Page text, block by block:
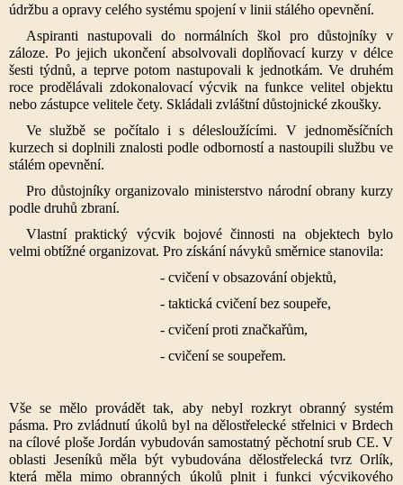
údržbu a opravy celého systému spojení v linii stálého opevnění.
Aspiranti nastupovali do normálních škol pro důstojníky v
záloze. Po jejich ukončení absolvovali doplňovací kurzy v délce
šesti týdnů, a teprve potom nastupovali k jednotkám. Ve druhém
roce prodělávali zdokonalovací výcvik na funkce velitel objektu
nebo zástupce velitele čety. Skládali zvláštní důstojnické zkoušky.
Ve službě se počítalo i s délesloužícími. V jednoměsíčních
kurzech si doplnili znalosti podle odborností a nastoupili službu ve
stálém opevnění.
Pro důstojníky organizovalo ministerstvo národní obrany kurzy
podle druhů zbraní.
Vlastní praktický výcvik bojové činnosti na objektech bylo
velmi obtížné organizovat. Pro získání návyků směrnice stanovila:
- cvičení v obsazování objektů,
- taktická cvičení bez soupeře,
- cvičení proti značkařům,
- cvičení se soupeřem.
Vše se mělo provádět tak, aby nebyl rozkryt obranný systém
pásma. Pro zvládnutí úkolů byl na dělostřelecké střelnici v Brdech
na cílové ploše Jordán vybudován samostatný pěchotní srub CE. V
oblasti Jeseníků měla být vybudována dělostřelecká tvrz Orlík,
která měla mimo obranných úkolů plnit i funkci výcvikového